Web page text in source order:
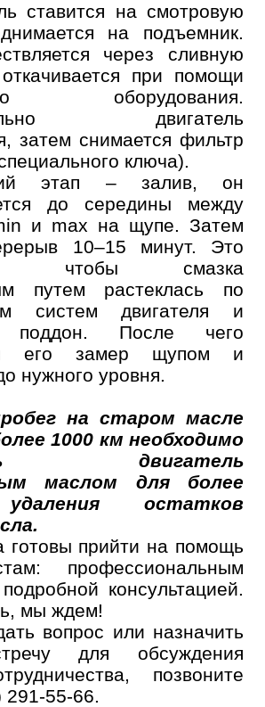
ставится на смотровую
на подъемник.
через сливную
при помощи
оборудования.
двигатель
затем снимается фильтр
ключа).
этап – залив, он
до середины между
и max на щупе. Затем
10–15 минут. Это
чтобы смазка
путем растеклась по
систем двигателя и
После чего
его замер щупом и
нужного уровня.
на старом масле
1000 км необходимо
двигатель
маслом для более
остатков
готовы прийти на помощь
профессиональным
консультацией.
мы ждем!
вопрос или назначить
для обсуждения
позвоните
291-55-66.